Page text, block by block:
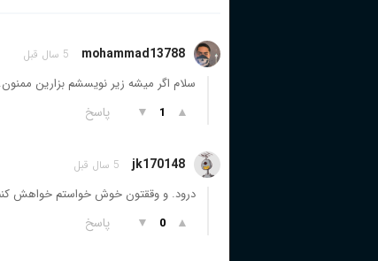
mohammad13788 5 سال قبل
سلام اگر میشه زیر نویسشم بزارین ممنون.
▲
1
▼ پاسخ
jk170148 5 سال قبل
درود. و وققتون خوش خواستم خواهش کنم زیر نویس قسمت های
▲
0
▼ پاسخ